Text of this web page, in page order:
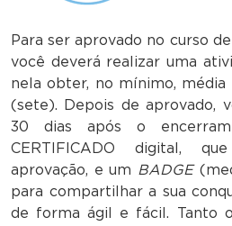
Para ser aprovado no curso
você deverá realizar uma
nela obter, no mínimo, média
(sete). Depois de aprovado,
30 dias após o
CERTIFICADO digital,
aprovação, e um
BADGE
para compartilhar a sua
de forma ágil e fácil. Tanto